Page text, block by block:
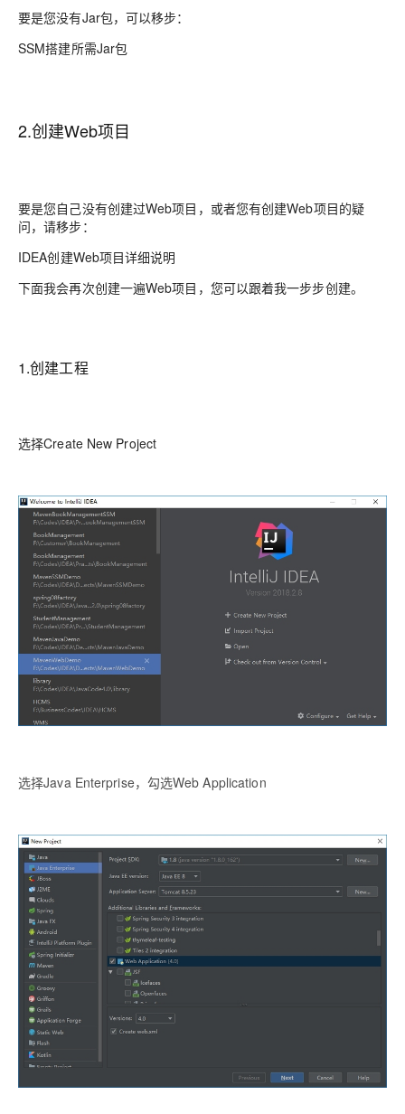
要是您没有Jar包，可以移步：
SSM搭建所需Jar包
2.创建Web项目
要是您自己没有创建过Web项目，或者您有创建Web项目的疑
问，请移步：
IDEA创建Web项目详细说明
下面我会再次创建一遍Web项目，您可以跟着我一步步创建。
1.创建工程
选择Create New Project
选择Java Enterprise，勾选Web Application